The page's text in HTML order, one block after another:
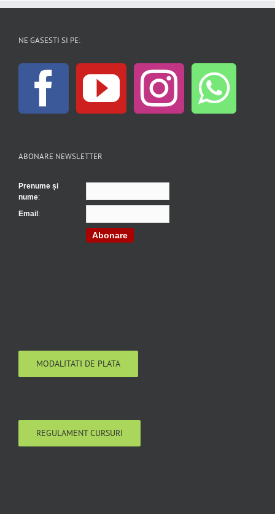
NE GASESTI SI PE:
ABONARE NEWSLETTER
Prenume și
nume:
Email :
Abonare
MODALITATI DE PLATA
REGULAMENT CURSURI